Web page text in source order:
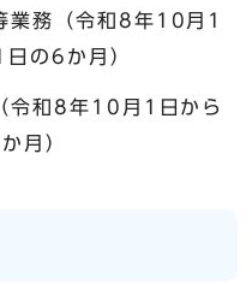
業務（令和8年10月1
の6か月）
令和8年10月1日から
月）